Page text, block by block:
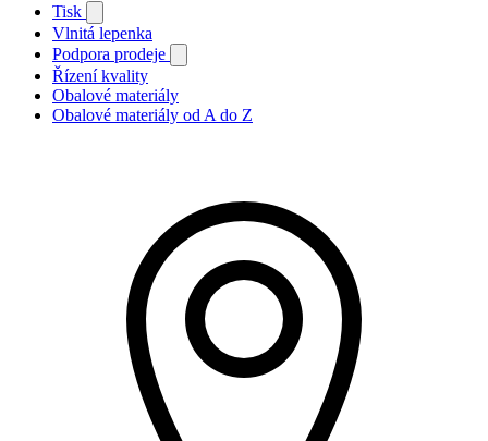
Tisk
Vlnitá lepenka
Podpora prodeje
Řízení kvality
Obalové materiály
Obalové materiály od A do Z